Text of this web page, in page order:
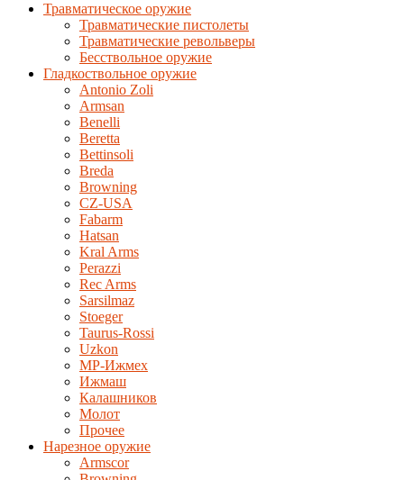
Травматическое оружие
Травматические пистолеты
Травматические револьверы
Бесствольное оружие
Гладкоствольное оружие
Antonio Zoli
Armsan
Benelli
Beretta
Bettinsoli
Breda
Browning
CZ-USA
Fabarm
Hatsan
Kral Arms
Perazzi
Rec Arms
Sarsilmaz
Stoeger
Taurus-Rossi
Uzkon
MP-Ижмех
Ижмаш
Калашников
Молот
Прочее
Нарезное оружие
Armscor